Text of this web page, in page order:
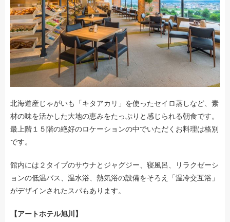
北海道産じゃがいも「キタアカリ」を使ったセイロ蒸しなど、素
材の味を活かした大地の恵みをたっぷりと感じられる朝食です。
最上階１５階の絶好のロケーションの中でいただくお料理は格別
です。
館内には２タイプのサウナとジャグジー、寝風呂、リラクゼーシ
ョンの低温バス、温水浴、熱気浴の設備をそろえ「温冷交互浴」
がデザインされたスパもあります。
【アートホテル旭川】